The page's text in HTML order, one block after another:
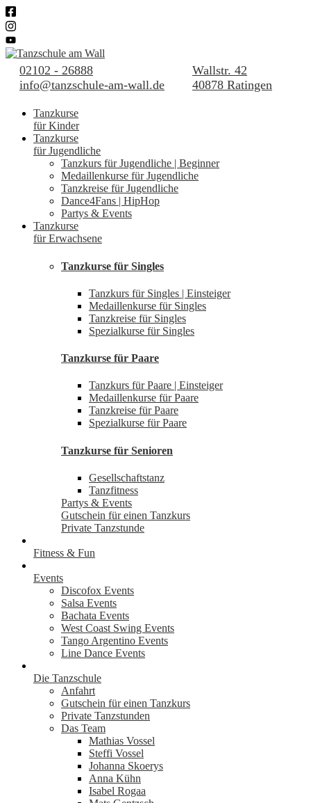
02102 - 26888
info@tanzschule-am-wall.de
Wallstr. 42
40878 Ratingen
Tanzkurse
für Kinder
Tanzkurse
für Jugendliche
Tanzkurs für Jugendliche | Beginner
Medaillenkurse für Jugendliche
Tanzkreise für Jugendliche
Dance4Fans | HipHop
Partys & Events
Tanzkurse
für Erwachsene
Tanzkurse für Singles
Tanzkurs für Singles | Einsteiger
Medaillenkurse für Singles
Tanzkreise für Singles
Spezialkurse für Singles
Tanzkurse für Paare
Tanzkurs für Paare | Einsteiger
Medaillenkurse für Paare
Tanzkreise für Paare
Spezialkurse für Paare
Tanzkurse für Senioren
Gesellschaftstanz
Tanzfitness
Partys & Events
Gutschein für einen Tanzkurs
Private Tanzstunde
Fitness & Fun
Events
Discofox Events
Salsa Events
Bachata Events
West Coast Swing Events
Tango Argentino Events
Line Dance Events
Die Tanzschule
Anfahrt
Gutschein für einen Tanzkurs
Private Tanzstunden
Das Team
Mathias Vossel
Steffi Vossel
Johanna Skoerys
Anna Kühn
Isabel Rogaa